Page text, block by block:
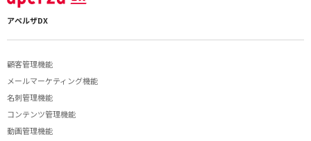
アペルザDX
顧客管理機能
メールマーケティング機能
名刺管理機能
コンテンツ管理機能
動画管理機能